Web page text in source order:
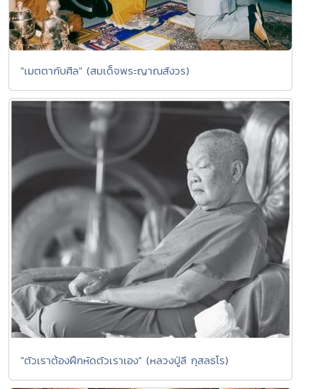
"เมตตากับศีล" (สมเด็จพระญาณสังวร)
"ตัวเราต้องฝึกหัดตัวเราเอง" (หลวงปู่ลี กุสลธโร)